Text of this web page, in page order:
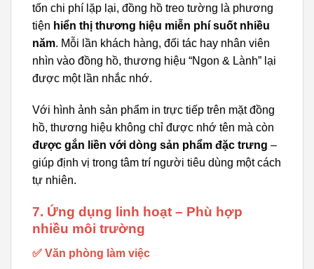
tốn chi phí lặp lại, đồng hồ treo tường là phương
tiện hiển thị thương hiệu miễn phí suốt nhiều
năm. Mỗi lần khách hàng, đối tác hay nhân viên
nhìn vào đồng hồ, thương hiệu “Ngon & Lành” lại
được một lần nhắc nhớ.
Với hình ảnh sản phẩm in trực tiếp trên mặt đồng
hồ, thương hiệu không chỉ được nhớ tên mà còn
được gắn liền với dòng sản phẩm đặc trưng –
giúp định vị trong tâm trí người tiêu dùng một cách
tự nhiên.
7. Ứng dụng linh hoạt – Phù hợp
nhiều môi trường
✅ Văn phòng làm việc